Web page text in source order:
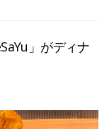
」がディナ